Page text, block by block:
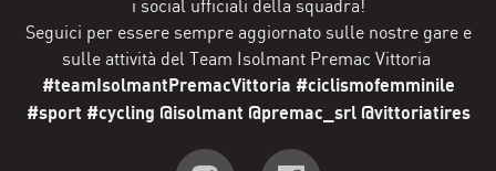
i social ufficiali della squadra!
Seguici per essere sempre aggiornato sulle nostre gare e
sulle attività del Team Isolmant Premac Vittoria
#teamIsolmantPremacVittoria #ciclismofemminile
#sport #cycling @isolmant @premac_srl @vittoriatires